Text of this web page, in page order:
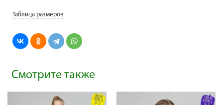
Таблица размеров
Смотрите также